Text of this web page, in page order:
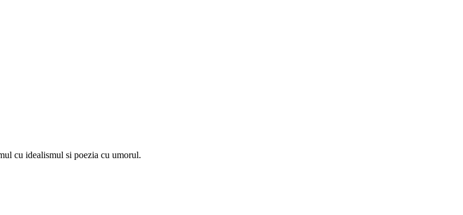
cu idealismul si poezia cu umorul.